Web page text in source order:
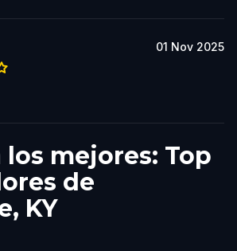
01 Nov 2025
los mejores: Top
de
KY